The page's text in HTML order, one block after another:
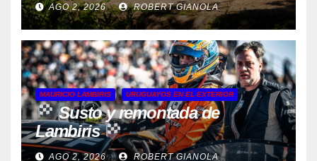
AGO 2, 2026 ROBERT GIANOLA
MAURICIO LAMBIRIS URUGUAYOS EN EL EXTERIOR
Susto y remontada de
Lambiris
AGO 2, 2026 ROBERT GIANOLA